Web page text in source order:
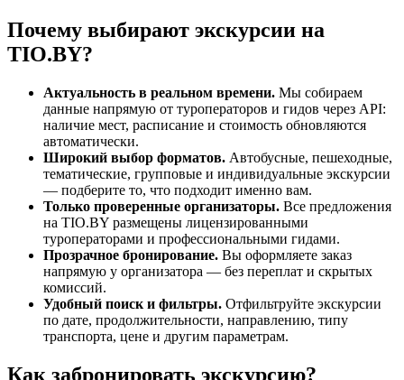
Почему выбирают экскурсии на
TIO.BY?
Актуальность в реальном времени. Мы собираем
данные напрямую от туроператоров и гидов через API:
наличие мест, расписание и стоимость обновляются
автоматически.
Широкий выбор форматов. Автобусные, пешеходные,
тематические, групповые и индивидуальные экскурсии
— подберите то, что подходит именно вам.
Только проверенные организаторы. Все предложения
на TIO.BY размещены лицензированными
туроператорами и профессиональными гидами.
Прозрачное бронирование. Вы оформляете заказ
напрямую у организатора — без переплат и скрытых
комиссий.
Удобный поиск и фильтры. Отфильтруйте экскурсии
по дате, продолжительности, направлению, типу
транспорта, цене и другим параметрам.
Как забронировать экскурсию?